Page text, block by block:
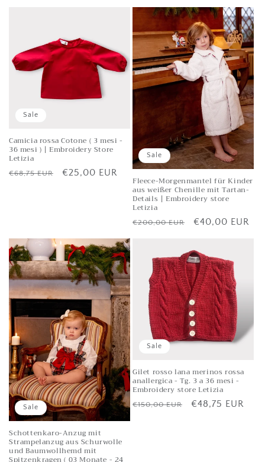
Sale
Camicia rossa Cotone ( 3 mesi -
36 mesi ) | Embroidery Store
Letizia
Listenpreis
€68,75 EUR Verkaufspreis
€25,00 EUR
Sale
Fleece-Morgenmantel für Kinder
aus weißer Chenille mit Tartan-
Details | Embroidery store
Letizia
Listenpreis
€200,00 EUR Verkaufspreis
€40,00 EUR
Sale
Schottenkaro-Anzug mit
Strampelanzug aus Schurwolle
und Baumwollhemd mit
Spitzenkragen ( 03 Monate - 24
Sale
Gilet rosso lana merinos rossa
anallergica - Tg. 3 a 36 mesi -
Embroidery store Letizia
Listenpreis
€150,00 EUR Verkaufspreis
€48,75 EUR